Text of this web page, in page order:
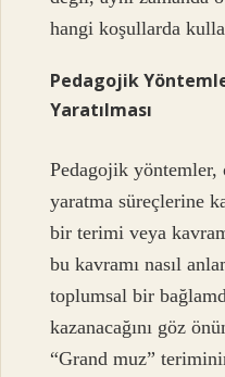
hangi koşullarda
Pedagojik
Yaratılması
Pedagojik
yaratma süreçlerine
bir terimi veya
bu kavramı nasıl
toplumsal bir
kazanacağını göz
“Grand muz”